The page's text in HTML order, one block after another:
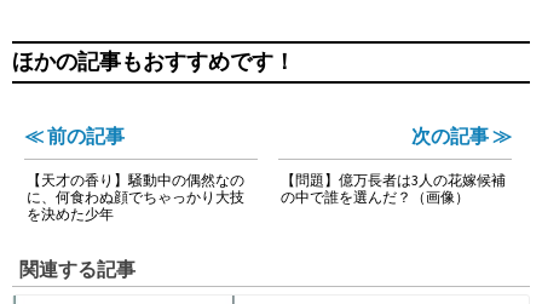
ほかの記事もおすすめです！
≪ 前の記事
【天才の香り】騒動中の偶然なの
に、何食わぬ顔でちゃっかり大技
を決めた少年
次の記事 ≫
【問題】億万長者は3人の花嫁候補
の中で誰を選んだ？（画像）
関連する記事